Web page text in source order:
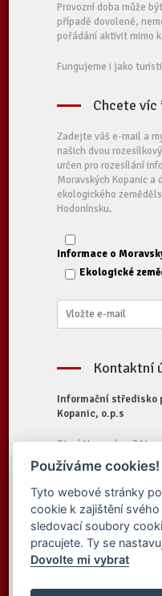
Provozní doba může
případě dovolené,
pořádání aktivit mimo
Fungujeme i jako
Chcete
Zadejte váš e-mail a
našich dvou
určen pro rozesílání
Moravských Kopanic a
ekologického
Hodonínsku.
Informace o
Ekologické
Kontaktní
Informační středisko
Kopanic, o.p.s
Starý Hrozenkov 314
687 74 Starý Hrozenkov
Tel.:+420 572 696 323
E-mail:
Web:https://
© 2016 Informační středisko
Používáme cookies!
Tyto webové stránky
cookie k zajištění
sledovací soubory
pracujete. Ty se
Dovolte mi vybrat